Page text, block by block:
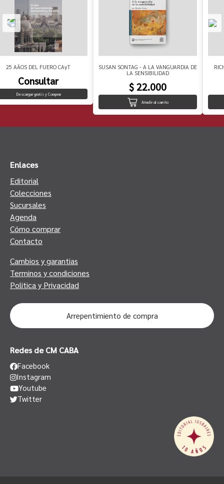
25 AÃOS DEL FUERO CAyT
Consultar
Descargar gratis y Comprar
SUSAN SONTAG - A LA VANGUARDIA DE
LA SENSIBILIDAD
$ 22.000
Añadir al carrito
Enlaces
Editorial
Colecciones
Sucursales
Agenda
Cómo comprar
Contacto
Cambios y garantias
Terminos y condiciones
Politica y Privacidad
Arrepentimiento de compra
Redes de CM CABA
Facebook
Instagram
Youtube
Twitter